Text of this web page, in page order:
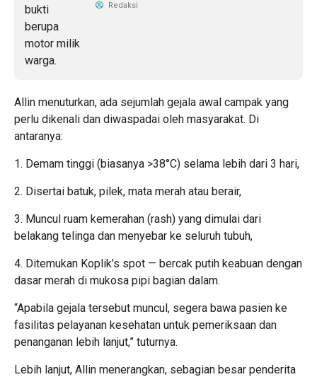
Redaksi
Allin menuturkan, ada sejumlah gejala awal campak yang
perlu dikenali dan diwaspadai oleh masyarakat. Di
antaranya:
1. Demam tinggi (biasanya >38°C) selama lebih dari 3 hari,
2. Disertai batuk, pilek, mata merah atau berair,
3. Muncul ruam kemerahan (rash) yang dimulai dari
belakang telinga dan menyebar ke seluruh tubuh,
4. Ditemukan Koplik’s spot — bercak putih keabuan dengan
dasar merah di mukosa pipi bagian dalam.
“Apabila gejala tersebut muncul, segera bawa pasien ke
fasilitas pelayanan kesehatan untuk pemeriksaan dan
penanganan lebih lanjut,” tuturnya.
Lebih lanjut, Allin menerangkan, sebagian besar penderita